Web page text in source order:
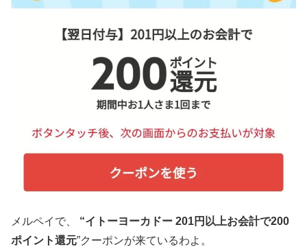
メルペイで、
“イトーヨーカドー 201円以上お会計で200
ポイント還元”クーポンが来ているわよ。